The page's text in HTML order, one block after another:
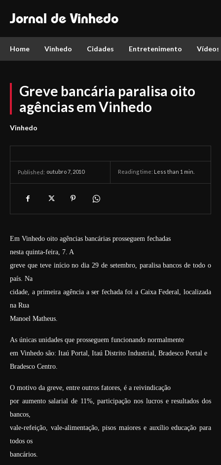
Jornal de Vinhedo
Home Vinhedo Cidades Entretenimento Vídeos
Greve bancária paralisa oito
agências em Vinhedo
Vinhedo
Published: outubro 7, 2010 Reading time: Less than 1 min.
Em Vinhedo oito agências bancárias prosseguem fechadas
nesta quinta-feira, 7. A
greve que teve início no dia 29 de setembro, paralisa bancos de todo o
país. Na
cidade, a primeira agência a ser fechada foi a Caixa Federal, localizada
na Rua
Manoel Matheus.
As únicas unidades que prosseguem funcionando normalmente
em Vinhedo são: Itaú Portal, Itaú Distrito Industrial, Bradesco Portal e
Bradesco Centro.
O motivo da greve, entre outros fatores, é a reivindicação
por aumento salarial de 11%, participação nos lucros e resultados dos
bancos,
vale-refeição, vale-alimentação, pisos maiores e auxílio educação para
todos os
bancários.